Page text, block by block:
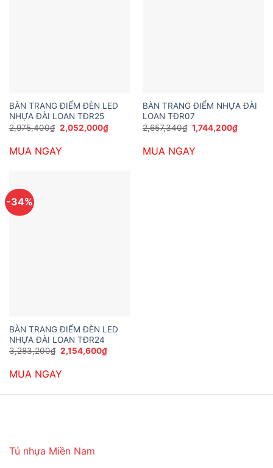
BÀN TRANG ĐIỂM ĐÈN LED
NHỰA ĐÀI LOAN TĐR25
2,975,400₫ Giá
gốc
2,975,400₫.
2,052,000₫Giá
hiện
MUA NGAY
BÀN TRANG ĐIỂM NHỰA ĐÀI
LOAN TĐR07
2,657,340₫ Giá
gốc
2,657,340₫.
1,744,200₫Giá
hiện
MUA NGAY
-34%
BÀN TRANG ĐIỂM ĐÈN LED
NHỰA ĐÀI LOAN TĐR24
3,283,200₫ Giá
gốc
3,283,200₫.
2,154,600₫Giá
hiện
MUA NGAY
Tủ nhựa Miền Nam